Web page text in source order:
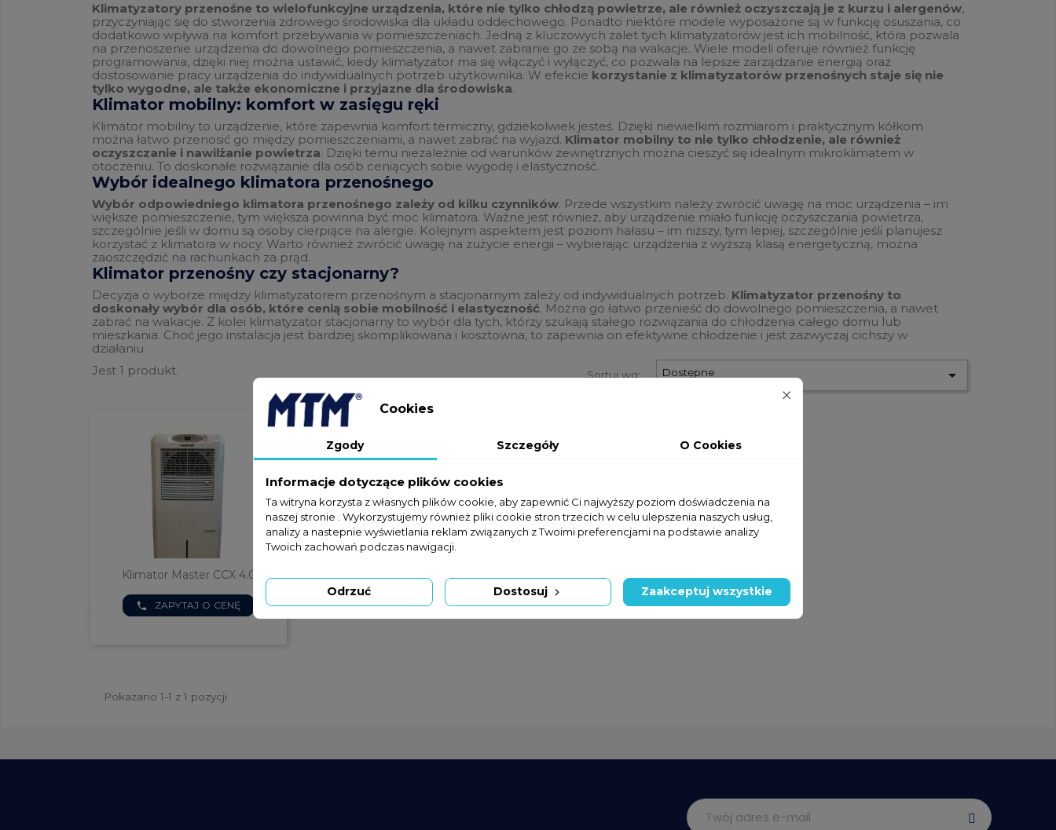
Klimatyzatory przenośne to wielofunkcyjne urządzenia, które nie tylko chłodzą powietrze, ale również oczyszczają je z kurzu i alergenów,
przyczyniając się do stworzenia zdrowego środowiska dla układu oddechowego. Ponadto niektóre modele wyposażone są w funkcję osuszania, co
dodatkowo wpływa na komfort przebywania w pomieszczeniach. Jedną z kluczowych zalet tych klimatyzatorów jest ich mobilność, która pozwala
na przenoszenie urządzenia do dowolnego pomieszczenia, a nawet zabranie go ze sobą na wakacje. Wiele modeli oferuje również funkcję
programowania, dzięki niej można ustawić, kiedy klimatyzator ma się włączyć i wyłączyć, co pozwala na lepsze zarządzanie energią oraz
dostosowanie pracy urządzenia do indywidualnych potrzeb użytkownika. W efekcie korzystanie z klimatyzatorów przenośnych staje się nie
tylko wygodne, ale także ekonomiczne i przyjazne dla środowiska.
Klimator mobilny: komfort w zasięgu ręki
Klimator mobilny to urządzenie, które zapewnia komfort termiczny, gdziekolwiek jesteś. Dzięki niewielkim rozmiarom i praktycznym kółkom
można łatwo przenosić go między pomieszczeniami, a nawet zabrać na wyjazd. Klimator mobilny to nie tylko chłodzenie, ale również
oczyszczanie i nawilżanie powietrza. Dzięki temu niezależnie od warunków zewnętrznych można cieszyć się idealnym mikroklimatem w
otoczeniu. To doskonałe rozwiązanie dla osób ceniących sobie wygodę i elastyczność.
Wybór idealnego klimatora przenośnego
Wybór odpowiedniego klimatora przenośnego zależy od kilku czynników. Przede wszystkim należy zwrócić uwagę na moc urządzenia – im
większe pomieszczenie, tym większa powinna być moc klimatora. Ważne jest również, aby urządzenie miało funkcję oczyszczania powietrza,
szczególnie jeśli w domu są osoby cierpiące na alergie. Kolejnym aspektem jest poziom hałasu – im niższy, tym lepiej, szczególnie jeśli planujesz
korzystać z klimatora w nocy. Warto również zwrócić uwagę na zużycie energii – wybierając urządzenia z wyższą klasą energetyczną, można
zaoszczędzić na rachunkach za prąd.
Klimator przenośny czy stacjonarny?
Decyzja o wyborze między klimatyzatorem przenośnym a stacjonarnym zależy od indywidualnych potrzeb. Klimatyzator przenośny to
doskonały wybór dla osób, które cenią sobie mobilność i elastyczność. Można go łatwo przenieść do dowolnego pomieszczenia, a nawet
zabrać na wakacje. Z kolei klimatyzator stacjonarny to wybór dla tych, którzy szukają stałego rozwiązania do chłodzenia całego domu lub
mieszkania. Choć jego instalacja jest bardziej skomplikowana i kosztowna, to zapewnia on efektywne chłodzenie i jest zazwyczaj cichszy w
działaniu.
Jest 1 produkt.
Sortuj wg: Dostępne 
Klimator Master CCX 4.0
phone ZAPYTAJ O CENĘ
Szybki podgląd
Pokazano 1-1 z 1 pozycji
Cookies
Zgody Szczegóły O Cookies
Informacje dotyczące plików cookies
Ta witryna korzysta z własnych plików cookie, aby zapewnić Ci najwyższy poziom doświadczenia na
naszej stronie . Wykorzystujemy również pliki cookie stron trzecich w celu ulepszenia naszych usług,
analizy a nastepnie wyświetlania reklam związanych z Twoimi preferencjami na podstawie analizy
Twoich zachowań podczas nawigacji.
Odrzuć Dostosuj Zaakceptuj wszystkie